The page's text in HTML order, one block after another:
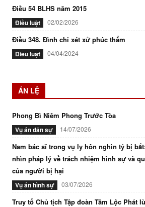
Điều 54 BLHS năm 2015
Điều luật 02/02/2026
Điều 348. Đình chỉ xét xử phúc thẩm
Điều luật 04/04/2024
ÁN LỆ
Phong Bì Niêm Phong Trước Tòa
Vụ án dân sự 14/07/2026
Nam bác sĩ trong vụ ly hôn nghìn tỷ bị
nhìn pháp lý về trách nhiệm hình sự và
của người bị hại
Vụ án hình sự 03/07/2026
Truy tố Chủ tịch Tập đoàn Tâm Lộc Phát